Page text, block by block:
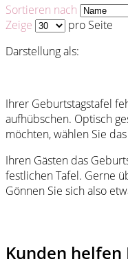
Sortieren nach
Zeige
pro Seite
Darstellung als:
Ihrer Geburtstagstafel
aufhübschen. Optisch
möchten, wählen Sie
Ihren Gästen das
festlichen Tafel. Gerne
Gönnen Sie sich also
Kunden helfen